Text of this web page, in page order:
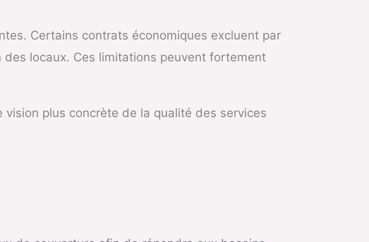
Certains contrats économiques excluent par
locaux. Ces limitations peuvent fortement
vision plus concrète de la qualité des services